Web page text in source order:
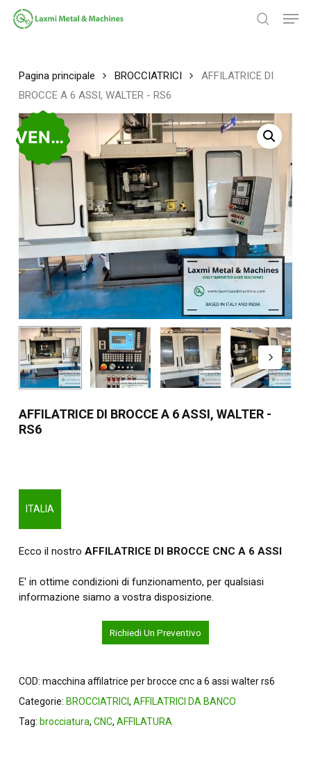
Salta
Pagina principale BROCCIATRICI
AFFILATRICE DI
BROCCE A 6 ASSI, WALTER - RS6
VENDUTO
AFFILATRICE DI BROCCE A 6 ASSI, WALTER -
RS6
ITALIA
Ecco il nostro AFFILATRICE DI BROCCE CNC A 6 ASSI
E' in ottime condizioni di funzionamento, per qualsiasi
informazione siamo a vostra disposizione.
Richiedi Un Preventivo
COD: macchina affilatrice per brocce cnc a 6 assi walter rs6
Categorie: BROCCIATRICI, AFFILATRICI DA BANCO
Tag: brocciatura, CNC, AFFILATURA